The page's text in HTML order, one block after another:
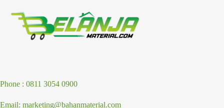
Phone : 0811 3054 0900
Email: marketing@bahanmaterial.com